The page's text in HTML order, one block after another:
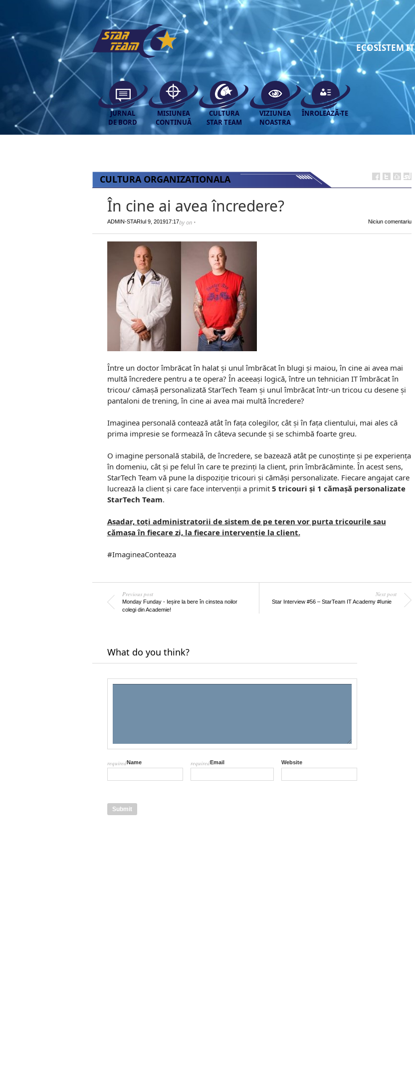
ECOSISTEM IT
JURNAL
DE BORD
MISIUNEA
CONTINUĂ
CULTURA
STAR TEAM
VIZIUNEA
NOASTRA
ÎNROLEAZĂ-TE
CULTURA ORGANIZATIONALA
În cine ai avea încredere?
by
ADMIN-STAR on
Iul 9, 2019 •
17:17 Niciun comentariu
Între un doctor îmbrăcat în halat și unul îmbrăcat în blugi și maiou, în cine ai avea mai
multă încredere pentru a te opera? În aceeași logică, între un tehnician IT îmbrăcat în
tricou/ cămașă personalizată StarTech Team și unul îmbrăcat într-un tricou cu desene și
pantaloni de trening, în cine ai avea mai multă încredere?
Imaginea personală contează atât în fața colegilor, cât și în fața clientului, mai ales că
prima impresie se formează în câteva secunde și se schimbă foarte greu.
O imagine personală stabilă, de încredere, se bazează atât pe cunoștințe și pe experiența
în domeniu, cât și pe felul în care te prezinți la client, prin îmbrăcăminte. În acest sens,
StarTech Team vă pune la dispoziție tricouri și cămăși personalizate. Fiecare angajat care
lucrează la client și care face intervenții a primit 5 tricouri și 1 cămașă personalizate
StarTech Team.
Așadar, toți administratorii de sistem de pe teren vor purta tricourile sau
cămașa în fiecare zi, la fiecare intervenție la client.
#ImagineaConteaza
Previous post
Monday Funday - Ieșire la bere în cinstea noilor
colegi din Academie!
Next post
Star Interview #56 – StarTeam IT Academy #Iunie
What do you think?
Name
required Email
required Website